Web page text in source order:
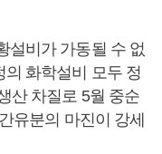
설비가 가동될 수 없
화학설비 모두 정
산 차질로 5월 중순
유분의 마진이 강세